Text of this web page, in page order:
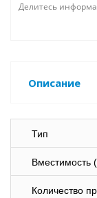
Делитесь
Описание
Тип
Вместимость
Количество